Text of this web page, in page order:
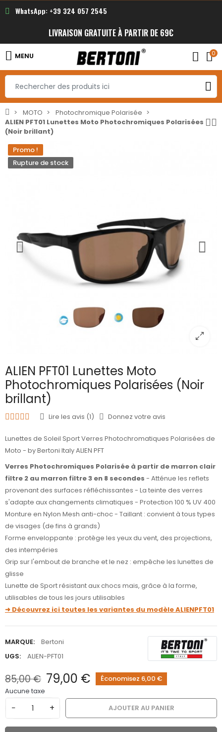
WhatsApp: +39 324 057 2545
LIVRAISON GRATUITE À PARTIR DE 69€
MENU 0
MOTO
Photochromique Polarisée
ALIEN PFT01 Lunettes Moto Photochromiques Polarisées
(Noir brillant)
Promo !
Rupture de stock
ALIEN PFT01 Lunettes Moto
Photochromiques Polarisées (Noir
brillant)
Lire les avis (1) Donnez votre avis
Lunettes de Soleil Sport Verres Photochromatiques Polarisées de
Moto - by Bertoni Italy ALIEN PFT
Verres Photochromiques Polarisée à partir de marron clair
filtre 2 au marron filtre 3 en 8 secondes - Atténue les reflets
provenant des surfaces réfléchissantes - La teinte des verres
s'adapte aux changements climatiques - Protection 100 % UV 400
Monture en Nylon Mesh anti-choc - Taillant : convient à tous types
de visages (de fins à grands)
Forme enveloppante : protège les yeux du vent, des projections,
des intempéries
Grip sur l'embout de branche et le nez : empêche les lunettes de
glisse
Lunette de Sport résistant aux chocs mais, grâce à la forme,
utilisables de tous les jours utilisables
➜ Découvrez ici toutes les variantes du modèle ALIENPFT01
MARQUE:
Bertoni
UGS:
ALIEN-PFT01
85,00 € 79,00 €
Économisez 6,00 €
Aucune taxe
− + AJOUTER AU PANIER